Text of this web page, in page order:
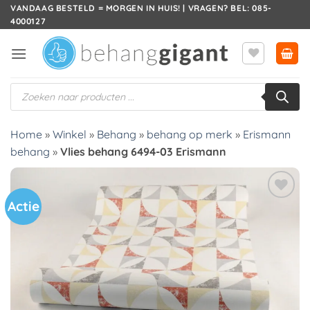
Ga
naar
VANDAAG BESTELD = MORGEN IN HUIS! | VRAGEN? BEL: 085-
4000127
Producten
zoeken
Home » Winkel » Behang » behang op merk » Erismann
behang » Vlies behang 6494-03 Erismann
Actie
Toevoegen
verlanglijst